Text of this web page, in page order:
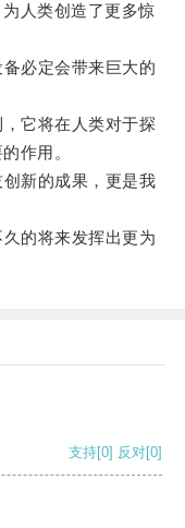
人类创造了更多惊
必定会带来巨大的
它将在人类对于探
作用。
新的成果，更是我
的将来发挥出更为
支持[0] 反对[0]